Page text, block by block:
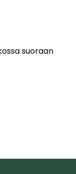
suoraan